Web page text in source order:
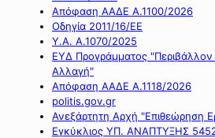
Απόφαση ΑΑΔΕ Α.1100/2026
Οδηγία 2011/16/ΕΕ
Υ.Α. Α.1070/2025
ΕΥΔ Προγράμματος "Περιβάλλον
Αλλαγή"
Απόφαση ΑΑΔΕ Α.1118/2026
politis.gov.gr
Ανεξάρτητη Αρχή "Επιθεώρηση
Εγκύκλιος ΥΠ. ΑΝΑΠΤΥΞΗΣ